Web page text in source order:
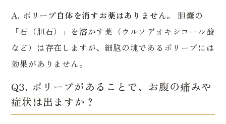
A. ポリープ自体を消すお薬はありません。
胆嚢の
「石（胆石）」を溶かす薬（ウルソデオキシコール酸
など）は存在しますが、細胞の塊であるポリープには
効果がありません。
Q3. ポリープがあることで、お腹の痛みや
症状は出ますか？